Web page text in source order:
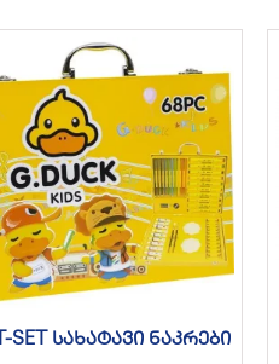
SET სახატავი ნაკრები